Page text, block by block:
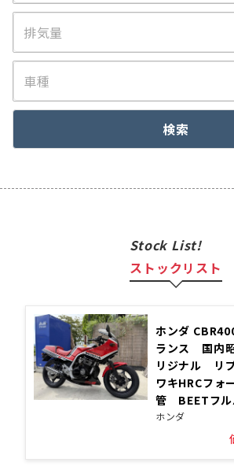
検索
Stock List!
ストックリスト
ホンダ
ランス 国内
リジナル リ
ワキHRCフォ
管 BEETフル
ホンダ